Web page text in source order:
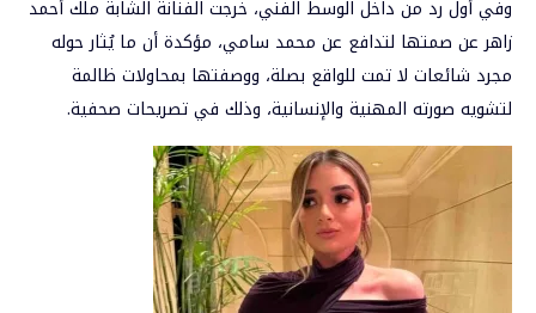
وفي أول رد من داخل الوسط الفني، خرجت الفنانة الشابة ملك أحمد
زاهر عن صمتها لتدافع عن محمد سامي، مؤكدة أن ما يُثار حوله
مجرد شائعات لا تمت للواقع بصلة، ووصفتها بمحاولات ظالمة
لتشويه صورته المهنية والإنسانية، وذلك في تصريحات صحفية.